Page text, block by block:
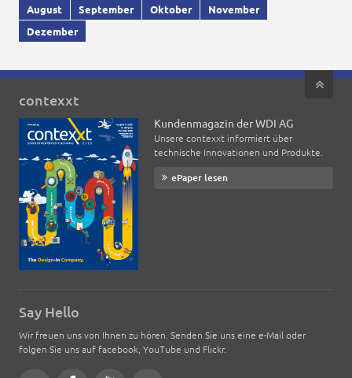
August
September Oktober
November
Dezember
contexxt
Kundenmagazin der WDI AG
Unsere contexxt informiert über
technische Innovationen und Produkte.
ePaper lesen
Say Hello
Wir freuen uns von Ihnen zu hören. Senden Sie uns eine e-Mail oder
folgen Sie uns auf facebook, YouTube und Flickr.